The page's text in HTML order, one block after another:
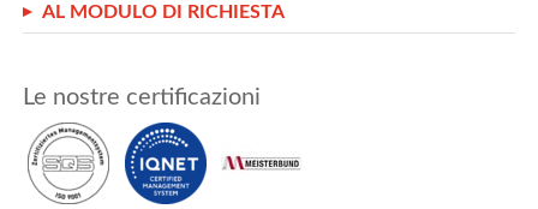
AL MODULO DI RICHIESTA
Le nostre certificazioni